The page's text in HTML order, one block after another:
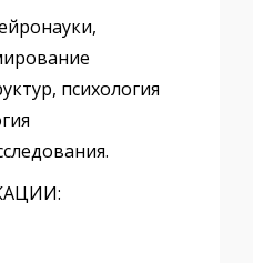
психология